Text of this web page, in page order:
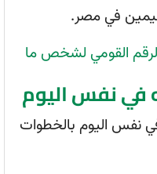
في مصر.
القومي لشخص ما
في نفس اليوم
نفس اليوم بالخطوات